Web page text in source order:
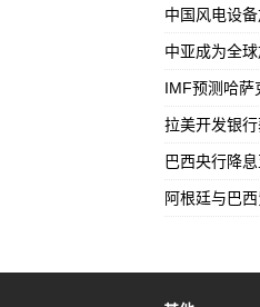
中国风电设
中亚成为全
IMF预测哈萨
拉美开发银
巴西央行降
阿根廷与巴